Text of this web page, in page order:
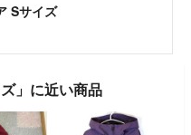
Sサイズ
」に近い商品